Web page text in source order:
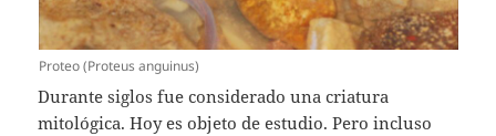
Proteo (Proteus anguinus)
Durante siglos fue considerado una criatura
mitológica. Hoy es objeto de estudio. Pero incluso